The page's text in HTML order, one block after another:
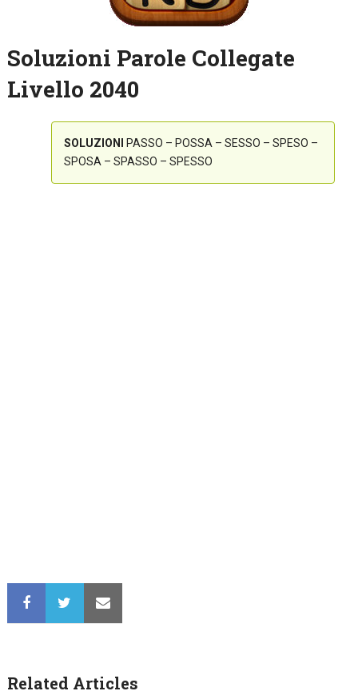
Soluzioni Parole Collegate
Livello 2040
SOLUZIONI
PASSO – POSSA – SESSO – SPESO –
SPOSA – SPASSO – SPESSO
Related Articles